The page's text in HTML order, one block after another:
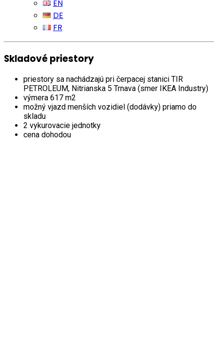
EN
DE
FR
Skladové priestory
priestory sa nachádzajú pri čerpacej stanici TIR
PETROLEUM, Nitrianska 5 Trnava (smer IKEA Industry)
výmera 617 m2
možný vjazd menších vozidiel (dodávky) priamo do
skladu
2 vykurovacie jednotky
cena dohodou